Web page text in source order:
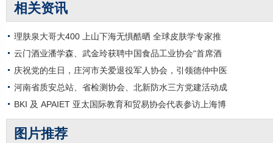
相关资讯
理肤泉大哥大400 上山下海无惧酷晒 全球皮肤学专家推
云门酒业潘学森、武金玲获聘中国食品工业协会“首席酒
庆祝党的生日，庄河市关爱退役军人协会，引领德仲中医
河南省质安总站、省检测协会、北新防水三方党建活动成
BKI 及 APAIET 亚太国际教育和贸易协会代表参访上海博
图片推荐